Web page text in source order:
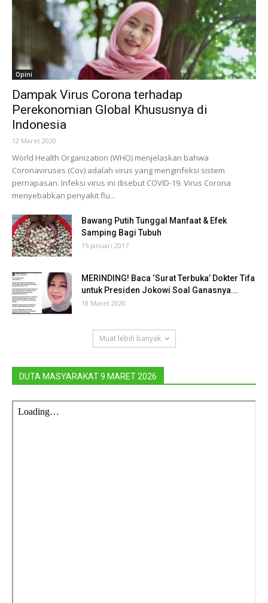
Opini
Dampak Virus Corona terhadap
Perekonomian Global Khususnya di
Indonesia
12 Maret 2020
World Health Organization (WHO) menjelaskan bahwa
Coronaviruses (Cov) adalah virus yang menginfeksi sistem
pernapasan. Infeksi virus ini disebut COVID-19. Virus Corona
menyebabkan penyakit flu...
Bawang Putih Tunggal Manfaat & Efek
Samping Bagi Tubuh
15 Januari 2017
MERINDING! Baca ‘Surat Terbuka’ Dokter Tifa
untuk Presiden Jokowi Soal Ganasnya...
18 Maret 2020
Muat lebih banyak
DUTA MASYARAKAT 9 MARET 2026